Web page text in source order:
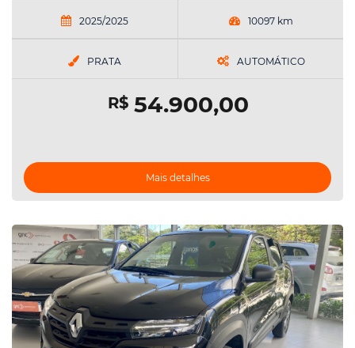
2025/2025 10097 km
PRATA AUTOMÁTICO
R$54.900,00
Mais detalhes